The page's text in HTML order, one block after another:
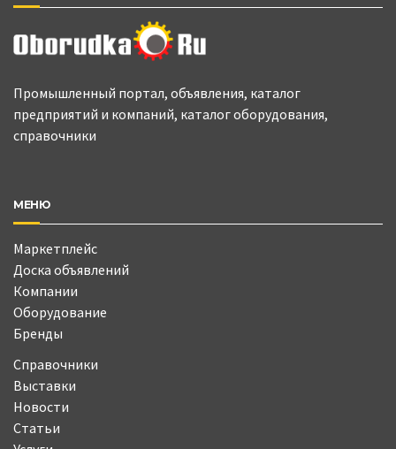
Промышленный портал, объявления, каталог
предприятий и компаний, каталог оборудования,
справочники
МЕНЮ
Маркетплейс
Доска объявлений
Компании
Оборудование
Бренды
Справочники
Выставки
Новости
Статьи